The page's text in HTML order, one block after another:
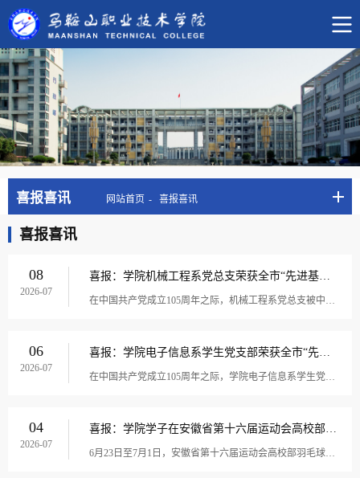
喜报喜讯 网站首页 喜报喜讯
喜报喜讯
08
2026-07
喜报：学院机械工程系党总支荣获全市“先进基层党组织”荣誉称号
在中国共产党成立105周年之际，机械工程系党总支被中共马鞍山市委评为全市“先进基层党组织”。近年来，机械工程系党总支以理论武装为根基，严格落实“第一议题”和周五理论学习制度，认真学习贯彻党的二十届四中全会精神和习近平总书记关于教育的重要论述...
06
2026-07
喜报：学院电子信息系学生党支部荣获全市“先进基层党组织”荣誉称号
在中国共产党成立105周年之际，学院电子信息系学生党支部被中共马鞍山市委评为全市“先进基层党组织”。电子信息系学生党支部始终坚持以习近平新时代中国特色社会主义思想为指导，全面贯彻党的二十大和二十届历次全会精神，紧扣立德树人根本任务，对标“七...
04
2026-07
喜报：学院学子在安徽省第十六届运动会高校部羽毛球比赛斩获银牌‌
6月23日至7月1日，安徽省第十六届运动会高校部羽毛球比赛在宿州市泗县隆重举行。学院学子奋勇拼搏，喜获银牌佳绩。本次赛事由安徽省人民政府主办，覆盖全省84所高校，高职乙组共有36支代表队同台竞技，竞争激烈。赛场上，学院2025级大数据与会计专业学生朱...